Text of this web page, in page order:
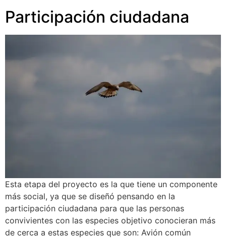
Participación ciudadana
Esta etapa del proyecto es la que tiene un componente
más social, ya que se diseñó pensando en la
participación ciudadana para que las personas
convivientes con las especies objetivo conocieran más
de cerca a estas especies que son: Avión común